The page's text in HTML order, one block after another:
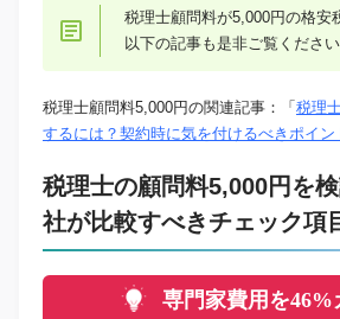
税理士顧問料が5,000円の格安
以下の記事も是非ご覧ください
税理士顧問料5,000円の関連記事：「 税理
するには？契約時に気を付けるべきポイン
税理士の顧問料5,000円を
社が比較すべきチェック項
専門家費用を46%